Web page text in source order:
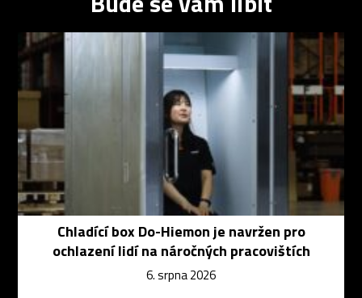
Chladící box Do-Hiemon je navržen pro
ochlazení lidí na náročných pracovištích
6. srpna 2026